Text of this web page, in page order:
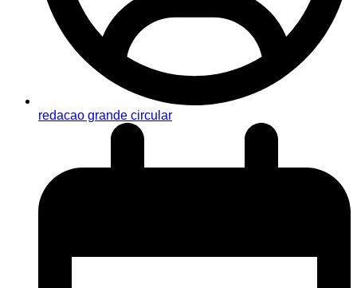
redacao grande circular